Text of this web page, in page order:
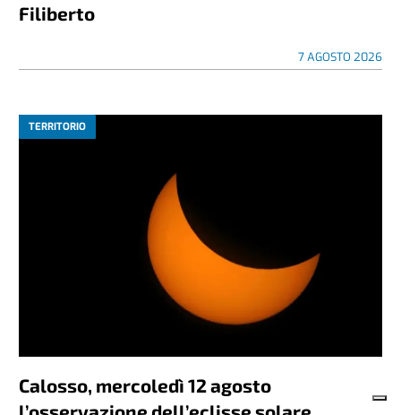
Filiberto
7 AGOSTO 2026
TERRITORIO
Calosso, mercoledì 12 agosto